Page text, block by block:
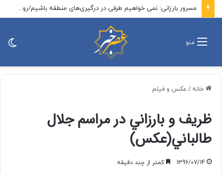
مسرور بارزانی: نمی خواهیم طرفی در درگیری‌های منطقه باشیم/روابطی با اسرائیل نداریم
منو
خانه / عکس و فیلم
ظريف و بارزاني در مراسم جلال
طالباني(عكس)
1396/07/14 کمتر از چند دقیقه